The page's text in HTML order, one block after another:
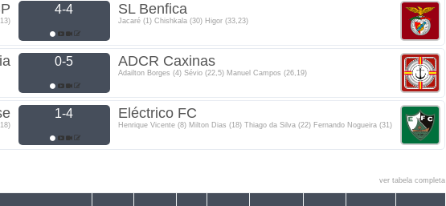
4-4 SL Benfica
Jacaré (1) Chishkala (30) Higor (33,23)
0-5 ADCR Caxinas
Adailton Borges (4) Sévio (22,5) Manuel Campos (26,19)
1-4 Eléctrico FC
Henrique Vicente (8) Milton Dias (18) Thiago da Silva (22) Fernando Nogueira (31)
ver tabela completa